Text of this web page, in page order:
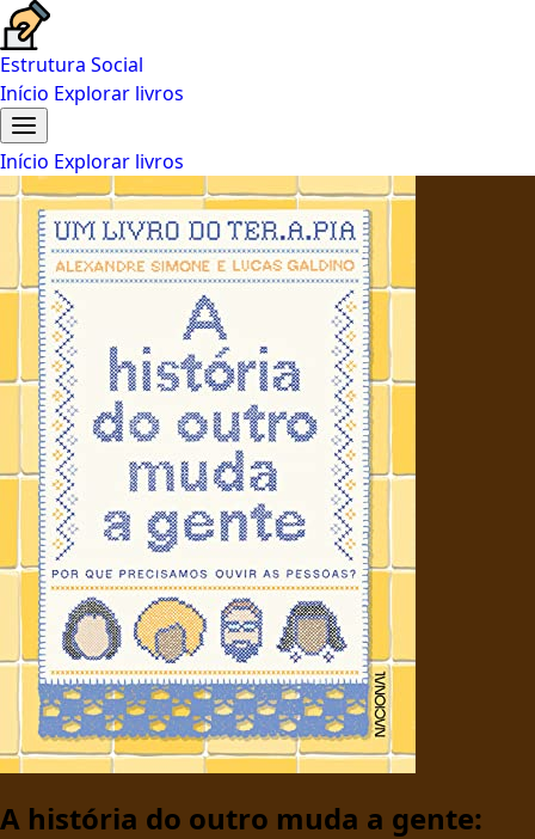
Estrutura Social
Início Explorar livros
Início Explorar livros
A história do outro muda a gente: